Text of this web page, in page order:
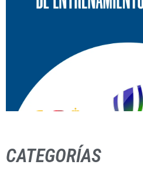
CATEGORÍAS